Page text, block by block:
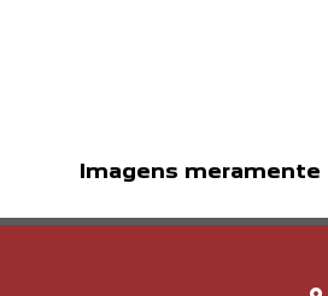
Imagens meramente